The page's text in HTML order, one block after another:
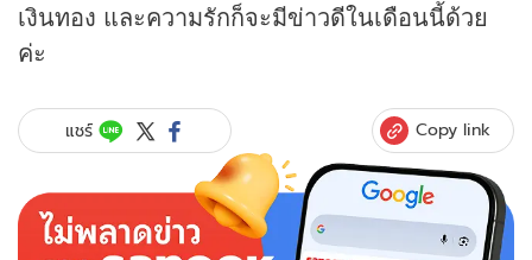
เงินทอง และความรักก็จะมีข่าวดีในเดือนนี้ด้วย
ค่ะ
แชร์ Copy link